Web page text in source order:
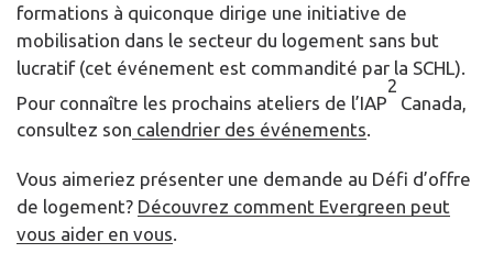
formations à quiconque dirige une initiative de
mobilisation dans le secteur du logement sans but
lucratif (cet événement est commandité par la SCHL).
Pour connaître les prochains ateliers de l’IAP
2
Canada,
consultez son calendrier des événements.
Vous aimeriez présenter une demande au Défi d’offre
de logement? Découvrez comment Evergreen peut
vous aider en vous.